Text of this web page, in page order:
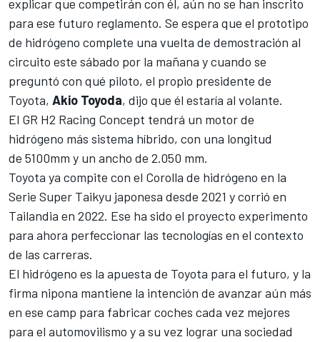
explicar que competirán con él, aún no se han inscrito
para ese futuro reglamento. Se espera que el prototipo
de hidrógeno complete una vuelta de demostración al
circuito este sábado por la mañana y cuando se
preguntó con qué piloto, el propio presidente de
Toyota, Akio Toyoda, dijo que él estaría al volante.
El GR H2 Racing Concept tendrá un motor de
hidrógeno más sistema híbrido, con una longitud
de 5100mm y un ancho de 2.050 mm.
Toyota ya compite con el Corolla de hidrógeno en la
Serie Super Taikyu japonesa desde 2021 y corrió en
Tailandia en 2022. Ese ha sido el proyecto experimento
para ahora perfeccionar las tecnologías en el contexto
de las carreras.
El hidrógeno es la apuesta de Toyota para el futuro, y la
firma nipona mantiene la intención de avanzar aún más
en ese camp para fabricar coches cada vez mejores
para el automovilismo y a su vez lograr una sociedad